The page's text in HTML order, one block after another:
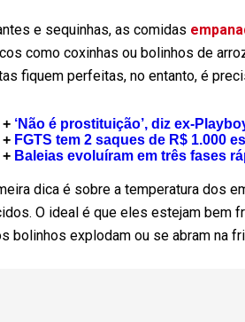
e sequinhas, as comidas
como coxinhas ou bolinhos de
fiquem perfeitas, no entanto, é
+ ‘Não é prostituição’, diz ex-
+ FGTS tem 2 saques de R$ 1.000
+ Baleias evoluíram em três fases
dica é sobre a temperatura dos
O ideal é que eles estejam bem
bolinhos explodam ou se abram na